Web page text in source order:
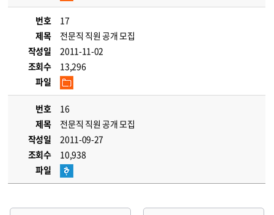
번호
17
제목
전문직 직원 공개 모집
작성일
2011-11-02
조회수
13,296
파일
번호
16
제목
전문직 직원 공개 모집
작성일
2011-09-27
조회수
10,938
파일